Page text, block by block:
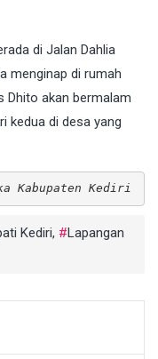
di Jalan Dahlia
menginap di rumah
Dhito akan bermalam
kedua di desa yang
Kabupaten Kediri
Kediri,
Lapangan